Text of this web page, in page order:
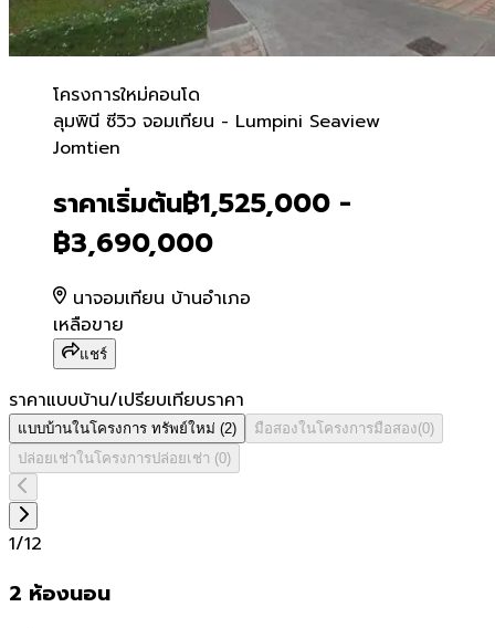
โครงการใหม่คอนโด
ลุมพินี ซีวิว จอมเทียน -
ลุมพินี ซีวิว จอมเทียน - Lumpini Seaview
Jomtien
ราคาเริ่มต้น฿1,525,000 -
฿3,690,000
นาจอมเทียน บ้านอำเภอ
เหลือขาย
แชร์
ราคาแบบบ้าน/เปรียบเทียบราคา
แบบบ้านในโครงการ ทรัพย์ใหม่ (2) มือสองในโครงการมือสอง(0)
ปล่อยเช่าในโครงการปล่อยเช่า (0)
1/12
2 ห้องนอน